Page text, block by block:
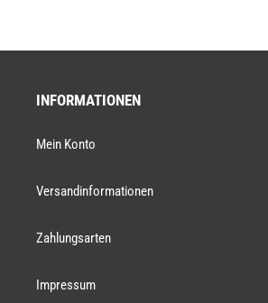
INFORMATIONEN
Mein Konto
Versandinformationen
Zahlungsarten
Impressum